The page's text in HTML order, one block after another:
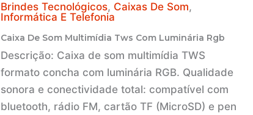
Brindes Tecnológicos, Caixas De Som,
Informática E Telefonia
Caixa De Som Multimídia Tws Com Luminária Rgb
Descrição: Caixa de som multimídia TWS
formato concha com luminária RGB. Qualidade
sonora e conectividade total: compatível com
bluetooth, rádio FM, cartão TF (MicroSD) e pen